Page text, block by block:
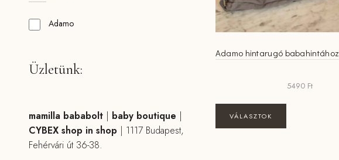
Adamo hintarugó babahintához
5490 Ft
VÁLASZTOK
a
Adamo
Üzletünk:
mamilla bababolt| baby boutique |
CYBEX shop in shop | 1117 Budapest,
Fehérvári út 36-38.